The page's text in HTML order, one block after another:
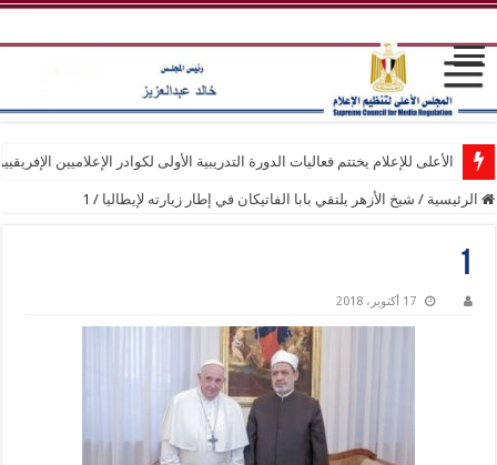
الأعلى للإعلام يختتم فعاليات الدورة التدريبية الأولى لكوادر الإعلاميين
الرئيسية / شيخ الأزهر يلتقي بابا الفاتيكان في إطار زيارته لإيطاليا /
1
1
17 أكتوبر، 2018